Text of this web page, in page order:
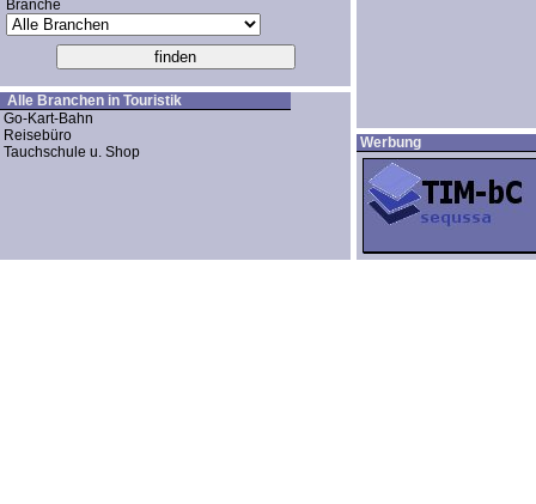
Branche
Alle Branchen in Touristik
Go-Kart-Bahn
Reisebüro
Tauchschule u. Shop
Werbung